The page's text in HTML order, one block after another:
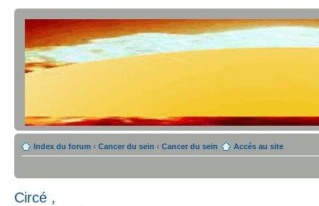
Index du forum ‹ Cancer du sein ‹ Cancer du sein Accés au site
Circé ,